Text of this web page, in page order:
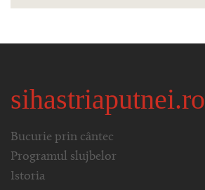
sihastriaputnei.ro
Bucurie prin cântec
Programul slujbelor
Istoria